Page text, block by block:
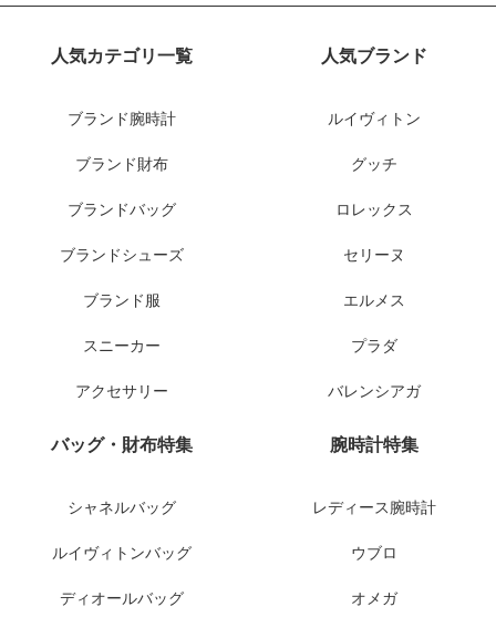
人気カテゴリ一覧
ブランド腕時計
ブランド財布
ブランドバッグ
ブランドシューズ
ブランド服
スニーカー
アクセサリー
人気ブランド
ルイヴィトン
グッチ
ロレックス
セリーヌ
エルメス
プラダ
バレンシアガ
バッグ・財布特集
シャネルバッグ
ルイヴィトンバッグ
ディオールバッグ
腕時計特集
レディース腕時計
ウブロ
オメガ